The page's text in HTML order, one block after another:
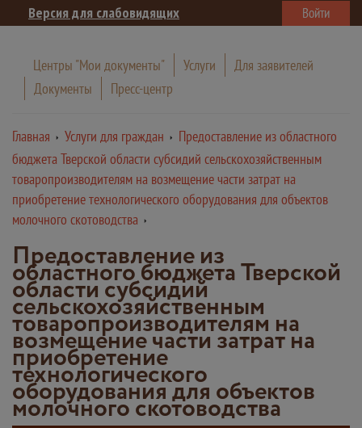
Версия для слабовидящих Войти
Центры "Мои документы" Услуги
Для заявителей
Документы
Пресс-центр
Главная Услуги для граждан
Предоставление из областного
бюджета Тверской области субсидий сельскохозяйственным
товаропроизводителям на возмещение части затрат на
приобретение технологического оборудования для объектов
молочного скотоводства
Предоставление из
областного бюджета Тверской
области субсидий
сельскохозяйственным
товаропроизводителям на
возмещение части затрат на
приобретение
технологического
оборудования для объектов
молочного скотоводства